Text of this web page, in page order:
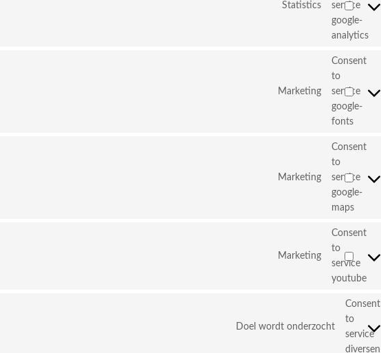
Statistics
service
google-
analytics
Marketing
Consent
to
service
google-
fonts
Marketing
Consent
to
service
google-
maps
Marketing
Consent
to
service
youtube
Doel wordt onderzocht
Consent
to
service
diversen